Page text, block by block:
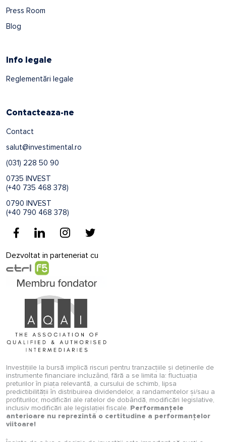
Press Room
Blog
Info legale
Reglementări legale
Contacteaza-ne
Contact
salut@investimental.ro
(031) 228 50 90
0735 INVEST
(+40 735 468 378)
0790 INVEST
(+40 790 468 378)
Dezvoltat in parteneriat cu
Investițiile la bursă implică riscuri pentru tranzacțiile și deținerile de
instrumente financiare incluzând, fără a se limita la: fluctuația
preturilor în piața relevantă, a cursului de schimb, lipsa
predictibilității în distribuirea dividendelor, a randamentelor și/sau a
profiturilor, modificări ale ratelor de dobândă, modificări legislative,
inclusiv modificări ale legislației fiscale. Performanțele
anterioare nu reprezintă o certitudine a performanțelor
viitoare!